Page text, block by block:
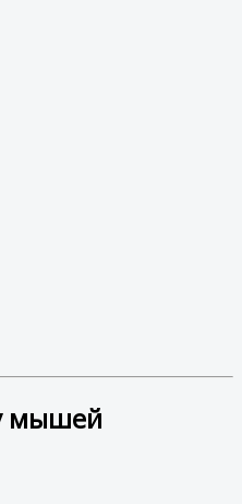
мышей